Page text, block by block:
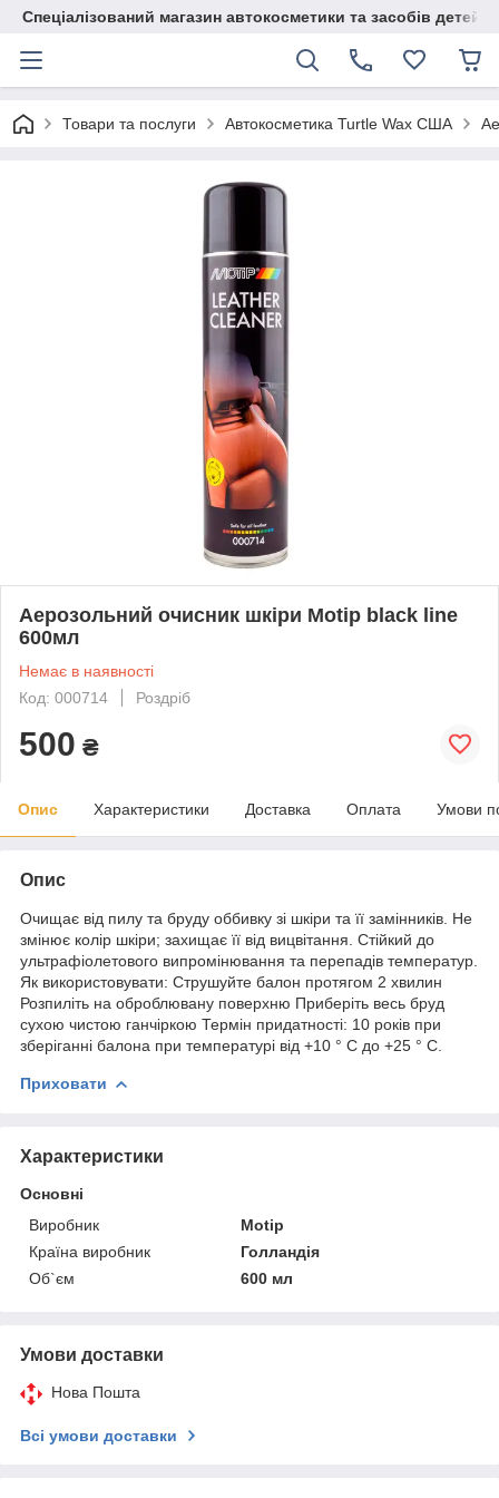
Спеціалізований магазин автокосметики та засобів
Товари та послуги Автокосметика Turtle Wax США
Аерозольний очисник шкіри Motip black line
600мл
Немає в наявності
Код: 000714
Роздріб
500 ₴
Опис Характеристики Доставка Оплата Умови
Опис
Очищає від пилу та бруду оббивку зі шкіри та її замінників. Не
змінює колір шкіри; захищає її від вицвітання. Стійкий до
ультрафіолетового випромінювання та перепадів температур.
Як використовувати: Струшуйте балон протягом 2 хвилин
Розпиліть на оброблювану поверхню Приберіть весь бруд
сухою чистою ганчіркою Термін придатності: 10 років при
зберіганні балона при температурі від +10 ° C до +25 ° C.
Приховати
Характеристики
Основні
Виробник
Motip
Країна виробник
Голландія
Об`єм
600 мл
Умови доставки
Нова Пошта
Всі умови доставки